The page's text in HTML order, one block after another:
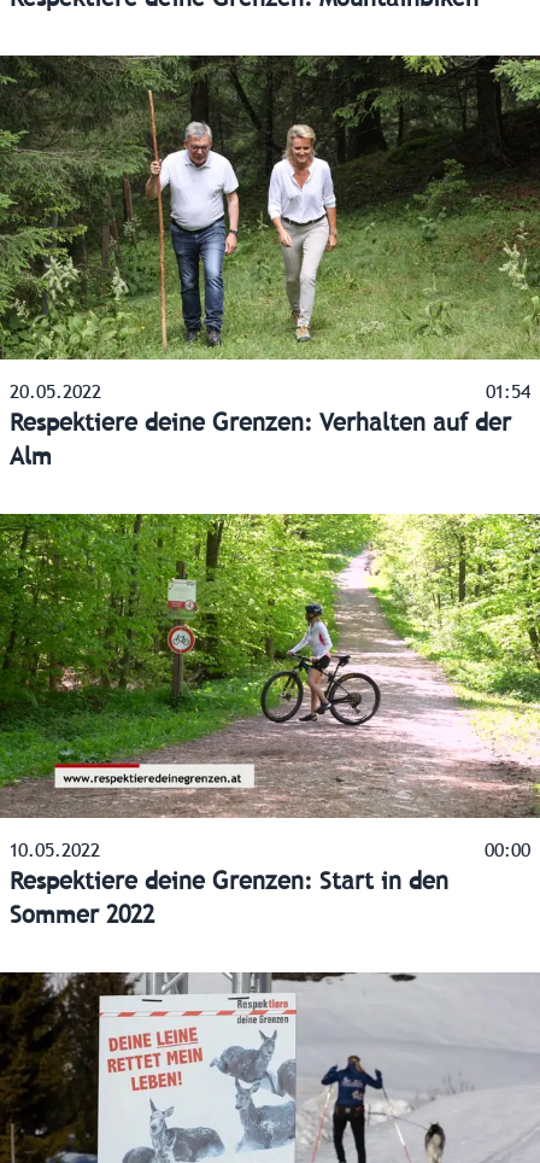
20.05.2022 01:54
Respektiere deine Grenzen: Verhalten auf der
Alm
10.05.2022 00:00
Respektiere deine Grenzen: Start in den
Sommer 2022